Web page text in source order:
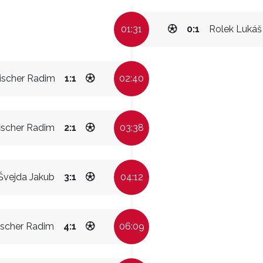
01:31 Rolek Lukáš
0:1
Radim 1:1 02:40
Radim 2:1 03:38
Jakub 3:1 04:12
Radim 4:1 06:09